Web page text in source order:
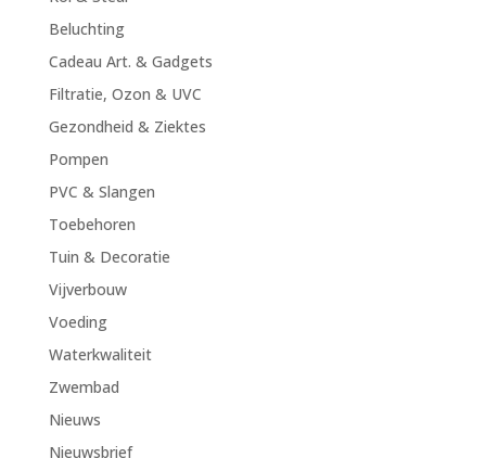
Beluchting
Cadeau Art. & Gadgets
Filtratie, Ozon & UVC
Gezondheid & Ziektes
Pompen
PVC & Slangen
Toebehoren
Tuin & Decoratie
Vijverbouw
Voeding
Waterkwaliteit
Zwembad
Nieuws
Nieuwsbrief